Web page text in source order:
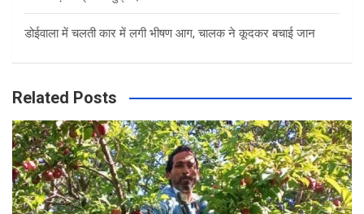
डोईवाला में चलती कार में लगी भीषण आग, चालक ने कूदकर बचाई जान
Related Posts